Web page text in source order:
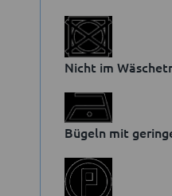
Nicht im
Bügeln mit